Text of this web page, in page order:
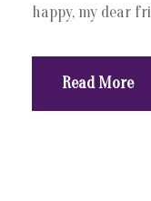
happy, my dear
Read More